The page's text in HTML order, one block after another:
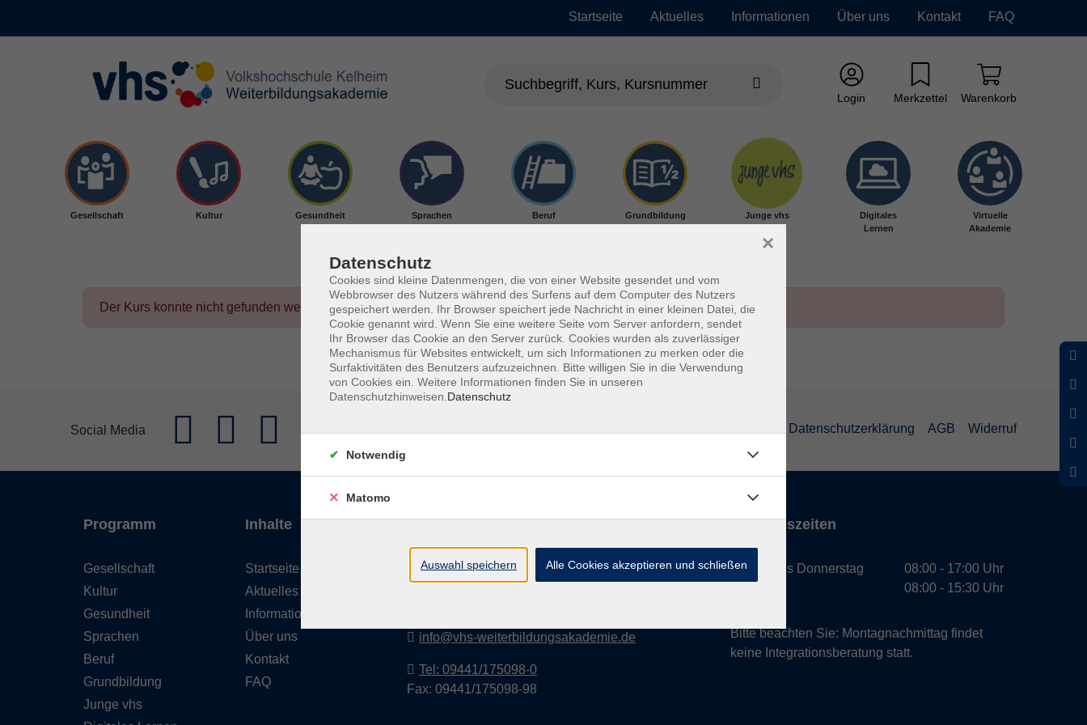
Startseite Aktuelles Informationen Über uns Kontakt FAQ
Login Merkzettel Warenkorb
Gesellschaft Kultur Gesundheit Sprachen Beruf Grundbildung Junge vhs
Digitales
Lernen
Virtuelle
Akademie
Der Kurs konnte nicht gefunden werden.
Social Media Datenschutzerklärung AGB Widerruf
Programm
Gesellschaft
Kultur
Gesundheit
Sprachen
Beruf
Grundbildung
Junge vhs
Inhalte
Startseite
Aktuelles
Informationen
Über uns
Kontakt
FAQ
Lederergasse 2
info@vhs-weiterbildungsakademie.de
Tel: 09441/175098-0
Fax: 09441/175098-98
Öffnungszeiten
Montag bis Donnerstag
08:00 - 17:00 Uhr
08:00 - 15:30 Uhr
Bitte beachten Sie: Montagnachmittag findet
keine Integrationsberatung statt.
Datenschutz
Cookies sind kleine Datenmengen, die von einer Website gesendet und vom
Webbrowser des Nutzers während des Surfens auf dem Computer des Nutzers
gespeichert werden. Ihr Browser speichert jede Nachricht in einer kleinen Datei, die
Cookie genannt wird. Wenn Sie eine weitere Seite vom Server anfordern, sendet
Ihr Browser das Cookie an den Server zurück. Cookies wurden als zuverlässiger
Mechanismus für Websites entwickelt, um sich Informationen zu merken oder die
Surfaktivitäten des Benutzers aufzuzeichnen. Bitte willigen Sie in die Verwendung
von Cookies ein. Weitere Informationen finden Sie in unseren
Datenschutzhinweisen. Datenschutz
×
Notwendig
Matomo
Auswahl speichern Alle Cookies akzeptieren und schließen